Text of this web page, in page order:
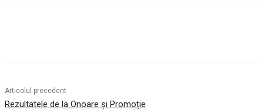
Articolul precedent
Rezultatele de la Onoare și Promoție